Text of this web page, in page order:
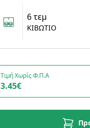
6 τεμ
ΚΙΒΩΤΙΟ
Τιμή Χωρίς Φ.Π.Α
3.45€